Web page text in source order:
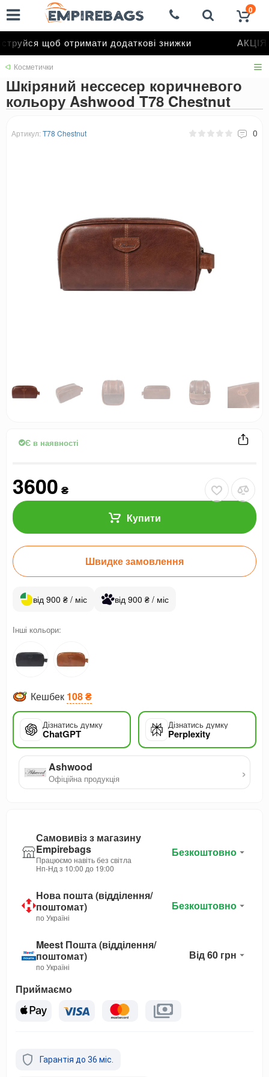
щоб отримати додаткові знижки АКЦІЯ
0
Косметички
Шкіряний нессесер коричневого
кольору Ashwood T78 Chestnut
Артикул: T78 Chestnut 0
Є в наявності
3600 ₴
Купити
Швидке замовлення
від 900 ₴ / міс від 900 ₴ / міс
Інші кольори:
Кешбек 108 ₴
Дізнатись думку
ChatGPT
Дізнатись думку
Perplexity
Ashwood
Офіційна продукція ›
Самовивіз з магазину
Empirebags
Працюємо навіть без світла
Нп-Нд з 10:00 до 19:00
Безкоштовно
Нова пошта (відділення/
поштомат)
по Україні
Безкоштовно
Meest Пошта (відділення/
поштомат)
по Україні
Від 60 грн
Приймаємо
Гарантія до 36 міс.